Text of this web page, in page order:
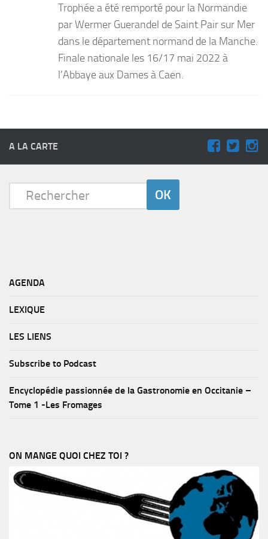
DessertsTrophée a été remporté pour la Normandie
par Wermer Guerandel de Saint Pair sur Mer
dans le département normand de la Manche.
Finale nationale les 16/17 mai 2022 à
l’Abbaye aux Dames à Caen.
A LA CARTE
AGENDA
LEXIQUE
LES LIENS
Subscribe to Podcast
Encyclopédie passionnée de la Gastronomie en Occitanie –
Tome 1 -Les Fromages
ON MANGE QUOI CHEZ TOI ?